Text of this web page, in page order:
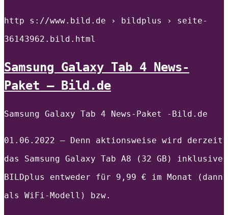
http s://www.bild.de › bildplus › seite-
36143962.bild.html
Samsung Galaxy Tab 4 News-
Paket – Bild.de
Samsung Galaxy Tab 4 News-Paket -Bild.de
01.06.2022 — Denn aktionsweise wird derzeit
das Samsung Galaxy Tab A8 (32 GB) inklusive
BILDplus entweder für 9,99 € im Monat (dann
als WiFi-Modell) bzw.